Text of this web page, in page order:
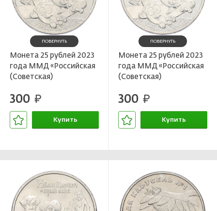
ПОВЕРНУТЬ
Монета 25 рублей 2023
года ММД «Российская
(Советская)
Смешарики»
300 руб.
Купить
ПОВЕРНУТЬ
Монета 25 рублей 2023
года ММД «Российская
(Советская)
Смешарики»
300 руб.
Купить